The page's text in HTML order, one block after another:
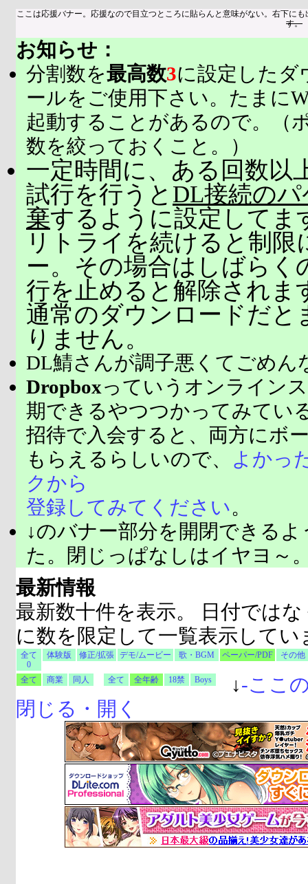
ここは応援バナー。応援なので目立つところに貼らんと意味がない。右下に
す。
お知らせ：
分割数を最高数3に設定したダ
ールをご使用下さい。たまに
起動することがあるので。（
数を絞っておくこと。）
一定時間に、ある回数以
試行を行うと DL接続の
棄するように設定してま
リトライを続けると制限
ー。その場合はしばらく
行を止めると解除されま
通常のダウンロードだと
りません。
DL鯖さんが調子悪くてごめん
Dropboxっていうオンライン
期できるやつつかってみてい
招待で入会すると、両方にボ
もらえるらしいので、
よかっ
クから
登録してみてください。
↓のバナー部分を開閉できる
た。閉じっぱなしはイヤヨ～
最新情報
最新数十件を表示。 日付では
に数を限定して一覧表示してい
全て
0
体験版 修正/拡張 デモ/ムービー 歌・BGM ペーパー/PDF その他
全て 商業 同人 全て 全年齢 18禁 Boys ↓-ここ
閉じる・開く